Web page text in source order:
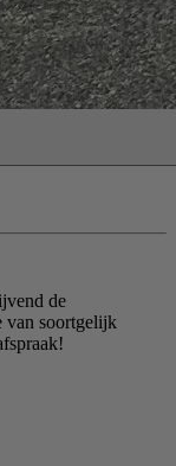
de
van soortgelijk